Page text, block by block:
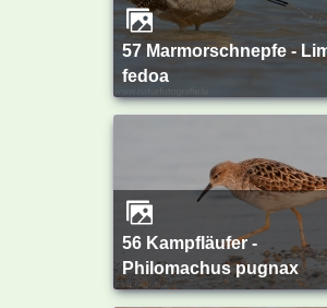
57 Marmorschnepfe - Limosa
fedoa
56 Kampfläufer -
Philomachus pugnax